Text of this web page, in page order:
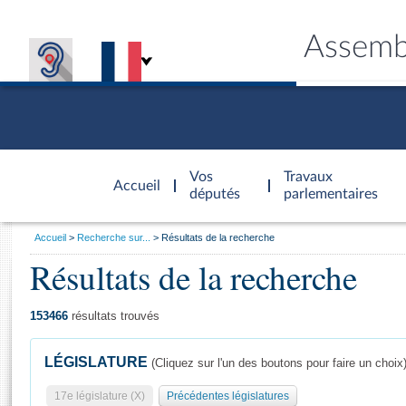
Accueil
d'accueil
Vos
députés
Travaux
parlementaires
Général
Vous
Accueil Recherche sur... Résultats de la recherche
Résultats de la recherche
153466 résultats trouvés
LÉGISLATURE (Cliquez sur l'un des boutons pour faire un choix)
17e législature (X) Précédentes législatures